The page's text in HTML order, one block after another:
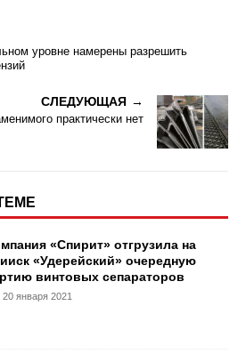
уровне намерены разрешить
СЛЕДУЮЩАЯ
практически нет
«Спирит» отгрузила на
«Удерейский» очередную
винтовых сепараторов
20 января 2021